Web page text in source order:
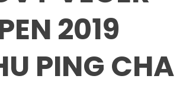
2019
PING CHA